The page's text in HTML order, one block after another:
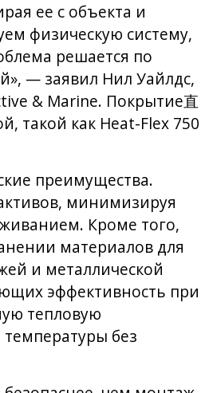
ее с объекта и
физическую систему,
решается по
— заявил Нил Уайлдс,
& Marine. Покрытие直
такой как Heat-Flex 750
преимущества.
минимизируя
Кроме того,
материалов для
и металлической
эффективность при
тепловую
без